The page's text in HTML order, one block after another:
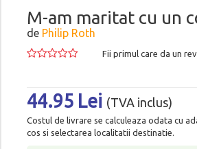
M-am maritat cu un
de Philip Roth
Fii primul care da un
44.95 Lei (TVA inclus)
Costul de livrare se calculeaza odata cu
cos si selectarea localitatii destinatie.